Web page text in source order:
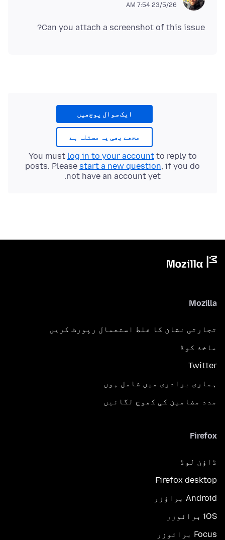
23/5/26 7:54 AM
Can you attach a screenshot of this issue?
ایک سوال پوچھیں
مجھے بھی یہ مسئلہ ہے
You must log in to your accountto reply to
posts. Please start a new question, if you do
not have an account yet.
Mozilla
تجارتی نشان کا غلط استعمال رپورٹ کریں
ماخذ کوڈ
Twitter
ہماری برادری میں شامل ہوں
مدد مضامین کی کھوج لگائیں
Firefox
ڈاؤن لوڈ
Firefox desktop
Android براؤزر
iOS برائوزر
Focus برائوزر